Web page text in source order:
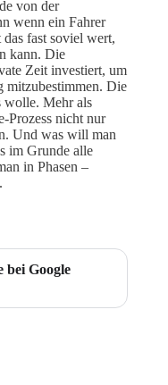
von der
wenn ein Fahrer
fast soviel wert,
kann. Die
Zeit investiert, um
mitzubestimmen. Die
wolle. Mehr als
Prozess nicht nur
Und was will man
im Grunde alle
in Phasen –
bei Google